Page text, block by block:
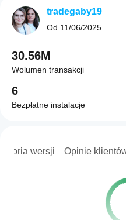
wersji Opinie
tradegaby19
Od 11/06/2025
30.56M
Wolumen transakcji
6
Bezpłatne instalacje